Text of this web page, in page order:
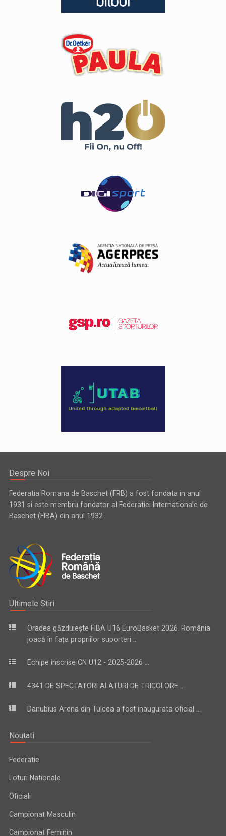
Despre Noi
Federatia Romana de Baschet (FRB) a fost fondata in anul
1931 si este membru fondator al Federatiei Internationale de
Baschet (FIBA) din anul 1932
Ultimele Stiri
Oradea găzduiește FIBA U16 EuroBasket 2026. România
joacă în fața propriilor suporteri ...
Echipe inscrise CN U12 - 2025-2026 ...
4341 DE SPECTATORI ALATURI DE TRICOLORE ...
Danubius Arena din Tulcea a fost inaugurata oficial ...
Noutati
Federatie
Loturi Nationale
Oficiali
Campionat Masculin
Campionat Feminin